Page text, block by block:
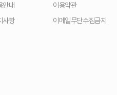
안내
사항
이용약관
이메일무단수집금지